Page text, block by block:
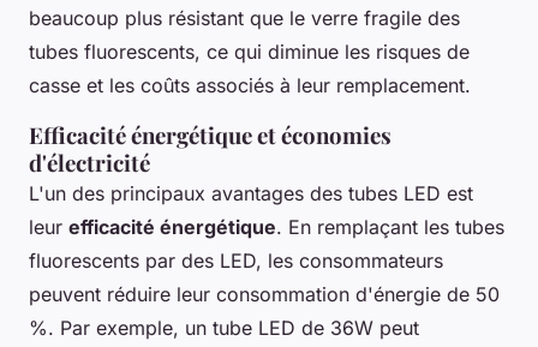
beaucoup plus résistant que le verre fragile des
tubes fluorescents, ce qui diminue les risques de
casse et les coûts associés à leur remplacement.
Efficacité énergétique et économies
d'électricité
L'un des principaux avantages des tubes LED est
leur efficacité énergétique. En remplaçant les tubes
fluorescents par des LED, les consommateurs
peuvent réduire leur consommation d'énergie de 50
%. Par exemple, un tube LED de 36W peut